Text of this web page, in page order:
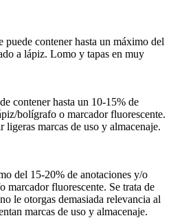
contener hasta un máximo del
a lápiz. Lomo y tapas en muy
contener hasta un 10-15% de
bolígrafo o marcador fluorescente.
ligeras marcas de uso y almacenaje.
del 15-20% de anotaciones y/o
marcador fluorescente. Se trata de
le otorgas demasiada relevancia al
marcas de uso y almacenaje.